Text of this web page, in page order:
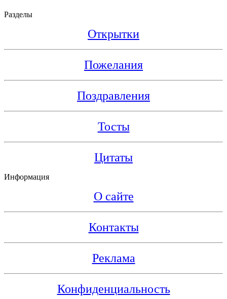
Разделы
Открытки
Пожелания
Поздравления
Тосты
Цитаты
Информация
О сайте
Контакты
Реклама
Конфиденциальность